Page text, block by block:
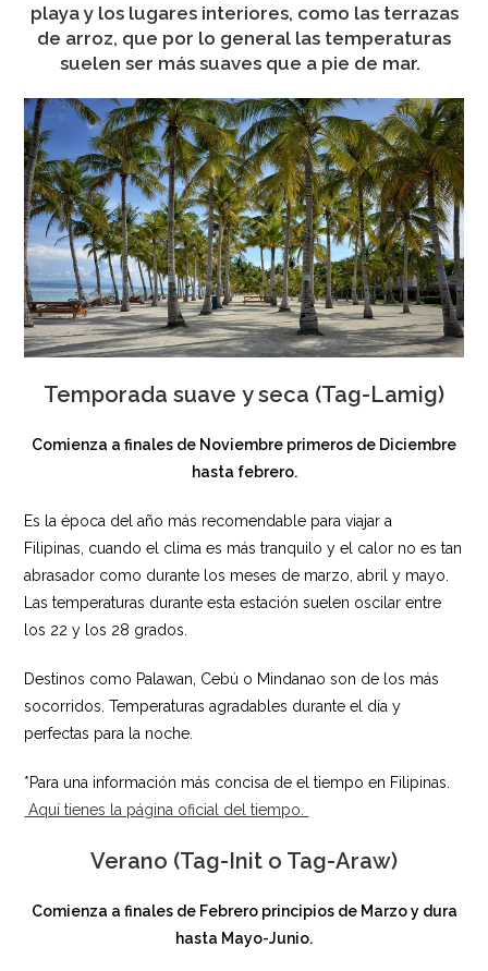
playa y los lugares interiores, como las terrazas
de arroz, que por lo general las temperaturas
suelen ser más suaves que a pie de mar.
Temporada suave y seca (Tag-Lamig)
Comienza a finales de Noviembre primeros de Diciembre
hasta febrero.
Es la época del año más recomendable para viajar a
Filipinas, cuando el clima es más tranquilo y el calor no es tan
abrasador como durante los meses de marzo, abril y mayo.
Las temperaturas durante esta estación suelen oscilar entre
los 22 y los 28 grados.
Destinos como Palawan, Cebú o Mindanao son de los más
socorridos. Temperaturas agradables durante el día y
perfectas para la noche.
*Para una información más concisa de el tiempo en Filipinas.
Aquí tienes la página oficial del tiempo.
Verano (Tag-Init o Tag-Araw)
Comienza a finales de Febrero principios de Marzo y dura
hasta Mayo-Junio.